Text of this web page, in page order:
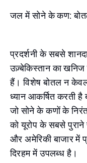
जल में सोने के कण:
प्रदर्शनी के सबसे
उज़्बेकिस्तान का
हैं। विशेष बोतल न
ध्यान आकर्षित करती
जो सोने के कणों के
को यूरोप के सबसे पुराने
और अमेरिकी बाजार में
दिरहम में उपलब्ध है।